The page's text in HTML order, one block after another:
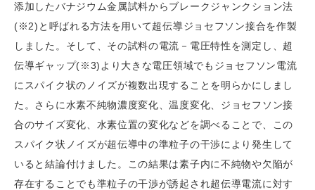
添加したバナジウム金属試料からブレークジャンクション法
(※2)と呼ばれる方法を用いて超伝導ジョセフソン接合を作製
しました。そして、その試料の電流－電圧特性を測定し、超
伝導ギャップ(※3)より大きな電圧領域でもジョセフソン電流
にスパイク状のノイズが複数出現することを明らかにしまし
た。さらに水素不純物濃度変化、温度変化、ジョセフソン接
合のサイズ変化、水素位置の変化などを調べることで、この
スパイク状ノイズが超伝導中の準粒子の干渉により発生して
いると結論付けました。この結果は素子内に不純物や欠陥が
存在することでも準粒子の干渉が誘起され超伝導電流に対す